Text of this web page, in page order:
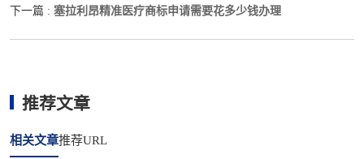
下一篇 : 塞拉利昂精准医疗商标申请需要花多少钱办理
推荐文章
相关文章推荐URL